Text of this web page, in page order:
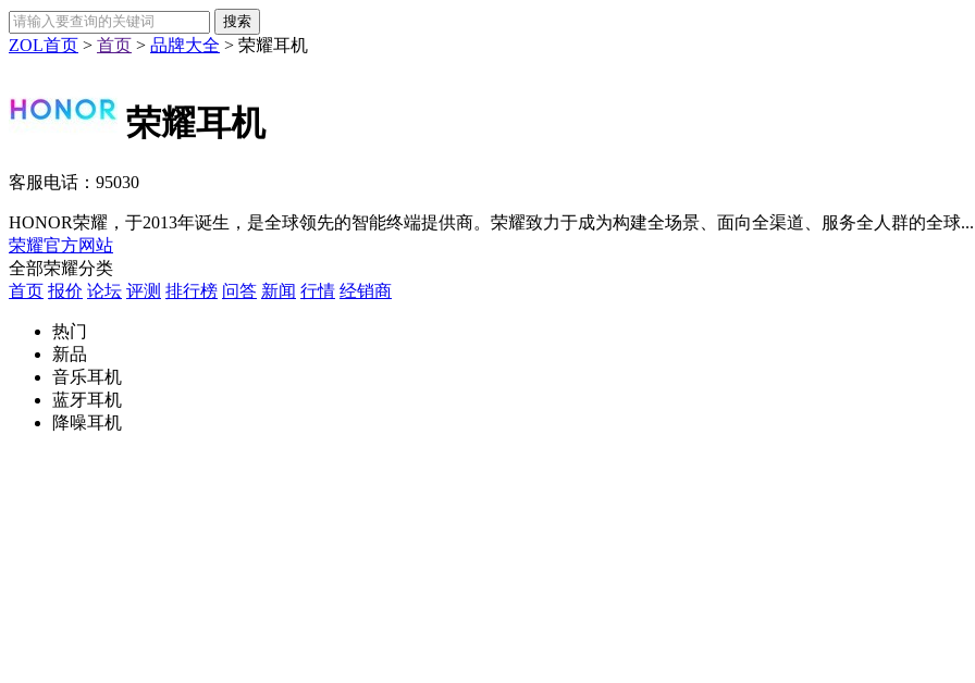
ZOL首页 > 首页 > 品牌大全 > 荣耀耳机
荣耀耳机
客服电话： 95030
HONOR荣耀，于2013年诞生，是全球领先的智能终端提供商。荣耀致力于成为构建全场景、面向全渠道、服务全人群的全球...
荣耀官方网站
全部荣耀分类
首页 报价 论坛 评测 排行榜 问答 新闻 行情 经销商
热门
新品
音乐耳机
蓝牙耳机
降噪耳机